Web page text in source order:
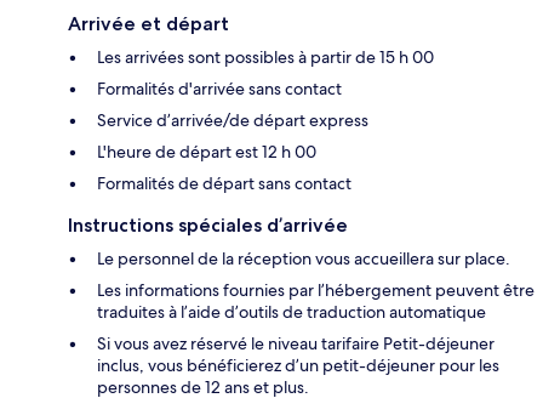
Arrivée et départ
Les arrivées sont possibles à partir de 15 h 00
Formalités d'arrivée sans contact
Service d’arrivée/de départ express
L'heure de départ est 12 h 00
Formalités de départ sans contact
Instructions spéciales d’arrivée
Le personnel de la réception vous accueillera sur place.
Les informations fournies par l’hébergement peuvent être
traduites à l’aide d’outils de traduction automatique
Si vous avez réservé le niveau tarifaire Petit-déjeuner
inclus, vous bénéficierez d’un petit-déjeuner pour les
personnes de 12 ans et plus.